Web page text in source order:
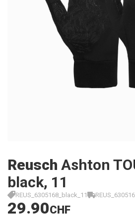
Reusch Ashton
black, 11
REUS_6305168_black_11
29.90CHF